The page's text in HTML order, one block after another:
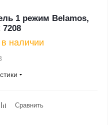
1 режим Belamos,
7208
в наличии
Сравнить